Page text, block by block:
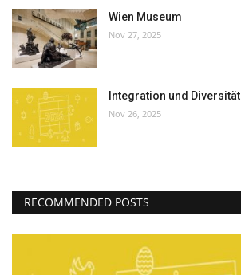
Wien Museum
Nov 27, 2025
Integration und Diversität
Nov 26, 2025
RECOMMENDED POSTS